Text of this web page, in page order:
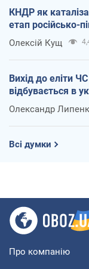
КНДР як
етап російсько-
Олексій Кущ
Вихід до еліти
відбувається в
Олександр
Всі думки
Про компанію